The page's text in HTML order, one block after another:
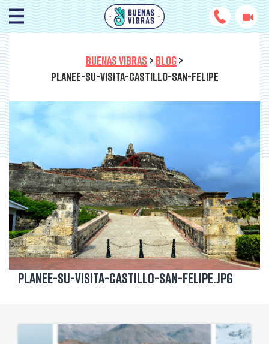
BUENAS VIBRAS > BLOG>
PLANEE-SU-VISITA-CASTILLO-SAN-FELIPE
planee-su-visita-castillo-san-felipe.jpg